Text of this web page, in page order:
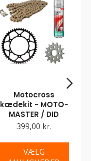
Motocross
kædekit - MOTO-
MASTER / DID
399,00 kr.
VÆLG